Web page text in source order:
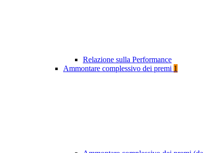
Relazione sulla Performance
Ammontare complessivo dei premi 1